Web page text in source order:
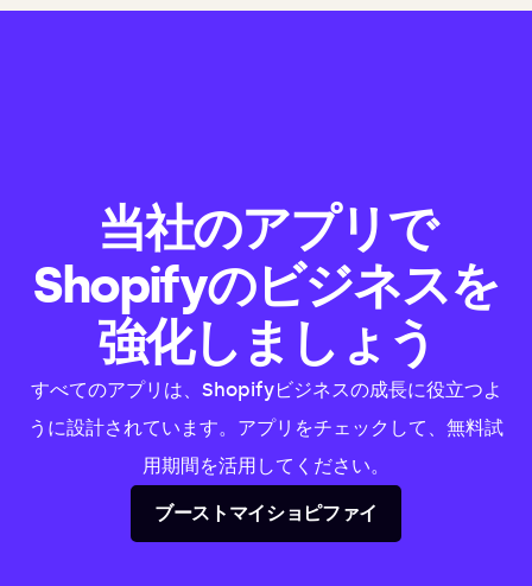
当社のアプリで
Shopifyのビジネスを
強化しましょう
すべてのアプリは、Shopifyビジネスの成長に役立つよ
うに設計されています。アプリをチェックして、無料試
用期間を活用してください。
ブーストマイショピファイ